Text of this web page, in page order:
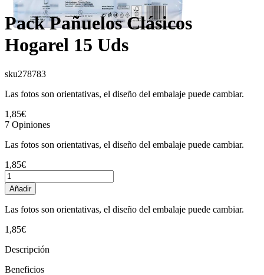
Pack Pañuelos Clásicos
Hogarel 15 Uds
sku278783
Las fotos son orientativas, el diseño del embalaje puede cambiar.
1,85€
7 Opiniones
Las fotos son orientativas, el diseño del embalaje puede cambiar.
1,85€
Añadir
Las fotos son orientativas, el diseño del embalaje puede cambiar.
1,85€
Descripción
Beneficios